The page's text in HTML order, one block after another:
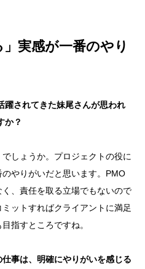
」実感が一番のやり
躍されてきた妹尾さんが思われ
か？
しょうか。プロジェクトの役に
やりがいだと思います。PMO
、責任を取る立場でもないので
ットすればクライアントに満足
指すところですね。
事は、明確にやりがいを感じる